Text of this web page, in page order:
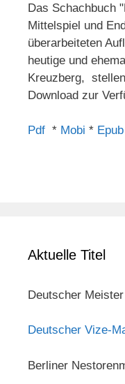
Das Schachbuch
Mittelspiel und
überarbeiteten
heutige und
Kreuzberg,
Download zur
Pdf * Mobi * Epub
Aktuelle Titel
Deutscher
Deutscher Vize-
Berliner